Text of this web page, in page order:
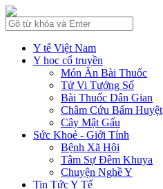
Y tế Việt Nam
Y học cổ truyền
Món Ăn Bài Thuốc
Tử Vi Tướng Số
Bài Thuốc Dân Gian
Châm Cứu Bấm Huyệt
Cây Mật Gấu
Sức Khoẻ - Giới Tính
Bệnh Xã Hội
Tâm Sự Đêm Khuya
Chuyện Nghề Y
Tin Tức Y Tế